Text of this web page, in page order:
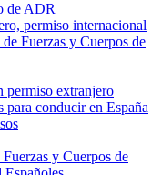
de ADR
permiso internacional
Fuerzas y Cuerpos de
permiso extranjero
para conducir en España
Fuerzas y Cuerpos de